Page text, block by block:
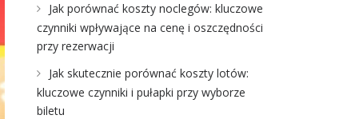
Jak porównać koszty noclegów: kluczowe
czynniki wpływające na cenę i oszczędności
przy rezerwacji
Jak skutecznie porównać koszty lotów:
kluczowe czynniki i pułapki przy wyborze
biletu